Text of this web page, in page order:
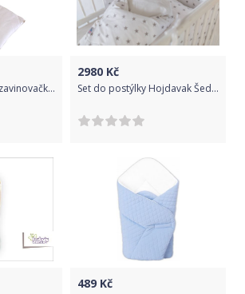
Vložka do klasické zavinovačky, Dětský svět, obdélniková 35x118cm
2980 Kč
Set do postýlky Hojdavak Šedé Hvězdy 2020
489 Kč